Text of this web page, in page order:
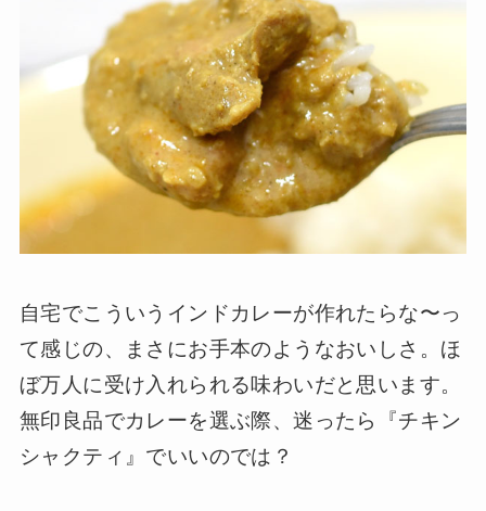
自宅でこういうインドカレーが作れたらな〜っ
て感じの、まさにお手本のようなおいしさ。ほ
ぼ万人に受け入れられる味わいだと思います。
無印良品でカレーを選ぶ際、迷ったら『チキン
シャクティ』でいいのでは？